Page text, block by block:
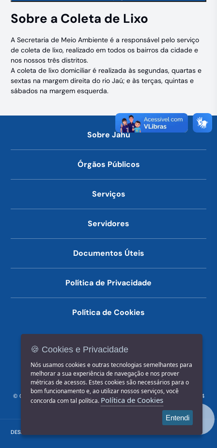
Sobre a Coleta de Lixo
A Secretaria de Meio Ambiente é a responsável pelo serviço
de coleta de lixo, realizado em todos os bairros da cidade e
nos nossos três distritos.
A coleta de lixo domiciliar é realizada às segundas, quartas e
sextas na margem direita do rio Jaú; e às terças, quintas e
sábados na margem esquerda.
Sobre Jahu
Órgãos Públicos
Serviços
Servidores
Documentos Úteis
Política de Privacidade
Política de Cookies
© COPYRIGHT 2026, Prefeitura Municipal de Jahu | Rua Paissandu, 444
- Centro CEP: 17201-900
DESENVOLVIDO POR
🍪 Cookies e Privacidade
Nós usamos cookies e outras tecnologias semelhantes para
melhorar a sua experiência de navegação e nos prover
métricas de acessos. Estes cookies são necessários para o
bom funcionamento e, ao utilizar nossos serviços, você
concorda com tal política. Política de Cookies
Entendi